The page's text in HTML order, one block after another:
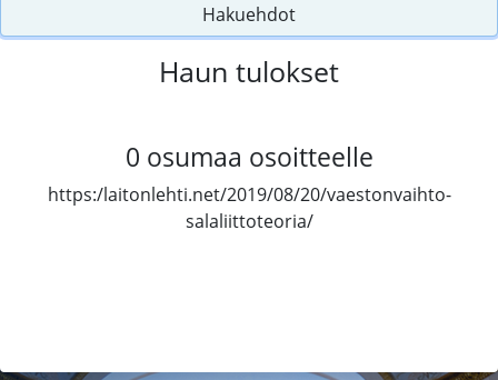
Hakuehdot
Haun tulokset
0 osumaa osoitteelle
https:/laitonlehti.net/2019/08/20/vaestonvaihto-
salaliittoteoria/